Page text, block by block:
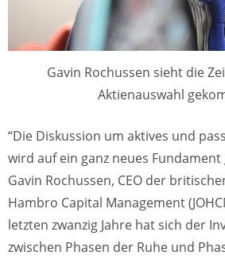
Gavin Rochussen sieht die
Aktienauswahl
“Die Diskussion um aktives und
wird auf ein ganz neues
Gavin Rochussen, CEO der
Hambro Capital Management
letzten zwanzig Jahre hat sich der
zwischen Phasen der Ruhe und